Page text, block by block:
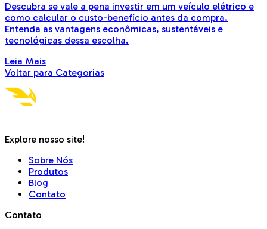
Descubra se vale a pena investir em um veículo elétrico e
como calcular o custo-benefício antes da compra.
Entenda as vantagens econômicas, sustentáveis e
tecnológicas dessa escolha.
Leia Mais
Voltar para Categorias
Explore nosso site!
Sobre Nós
Produtos
Blog
Contato
Contato